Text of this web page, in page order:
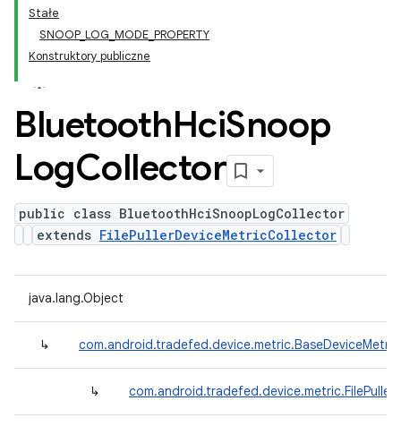
Stałe
SNOOP_LOG_MODE_PROPERTY
Konstruktory publiczne
BluetoothHciSnoop
LogCollector
public class BluetoothHciSnoopLogCollector
extends FilePullerDeviceMetricCollector
java.lang.Object
↳
↳